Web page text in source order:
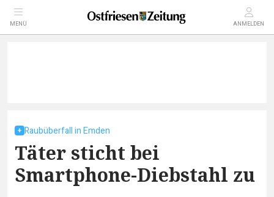
MENÜ ANMELDEN
Raubüberfall in Emden
Täter sticht bei
Smartphone-Diebstahl zu